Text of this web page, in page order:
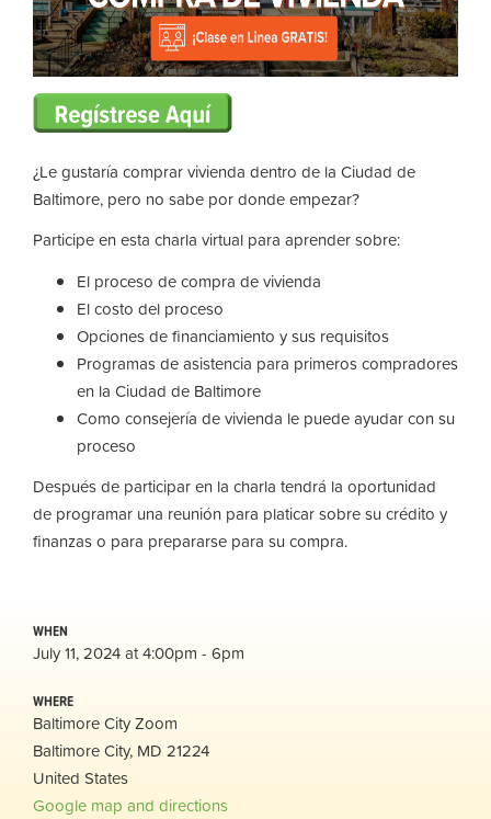
¿Le gustaría comprar vivienda dentro de la Ciudad de
Baltimore, pero no sabe por donde empezar?
Participe en esta charla virtual para aprender sobre:
El proceso de compra de vivienda
El costo del proceso
Opciones de financiamiento y sus requisitos
Programas de asistencia para primeros compradores
en la Ciudad de Baltimore
Como consejería de vivienda le puede ayudar con su
proceso
Después de participar en la charla tendrá la oportunidad
de programar una reunión para platicar sobre su crédito y
finanzas o para prepararse para su compra.
WHEN
July 11, 2024 at 4:00pm - 6pm
WHERE
Baltimore City Zoom
Baltimore City, MD 21224
United States
Google map and directions